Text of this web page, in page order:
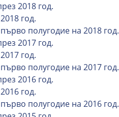
2018 год.
год.
полугодие на 2018 год.
2017 год.
год.
полугодие на 2017 год.
2016 год.
год.
полугодие на 2016 год.